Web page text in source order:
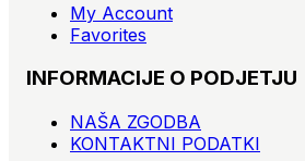
My Account
Favorites
INFORMACIJE O PODJETJU
NAŠA ZGODBA
KONTAKTNI PODATKI